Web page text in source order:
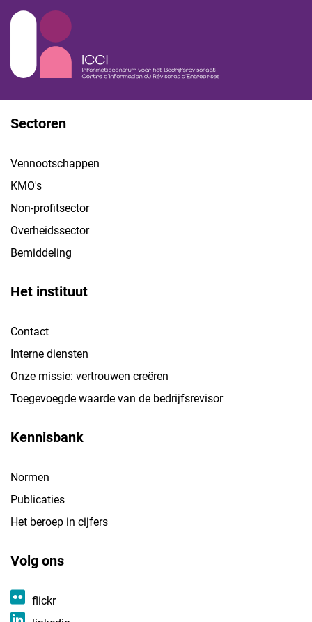
Sectoren
Vennootschappen
KMO's
Non-profitsector
Overheidssector
Bemiddeling
Het instituut
Contact
Interne diensten
Onze missie: vertrouwen creëren
Toegevoegde waarde van de bedrijfsrevisor
Kennisbank
Normen
Publicaties
Het beroep in cijfers
Volg ons
flickr